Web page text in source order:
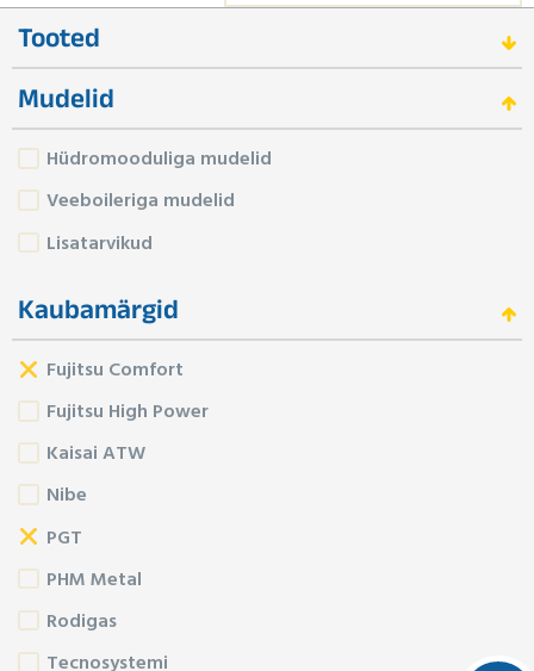
Tooted
Mudelid
Hüdromooduliga mudelid
Veeboileriga mudelid
Lisatarvikud
Kaubamärgid
Fujitsu Comfort
Fujitsu High Power
Kaisai ATW
Nibe
PGT
PHM Metal
Rodigas
Tecnosystemi